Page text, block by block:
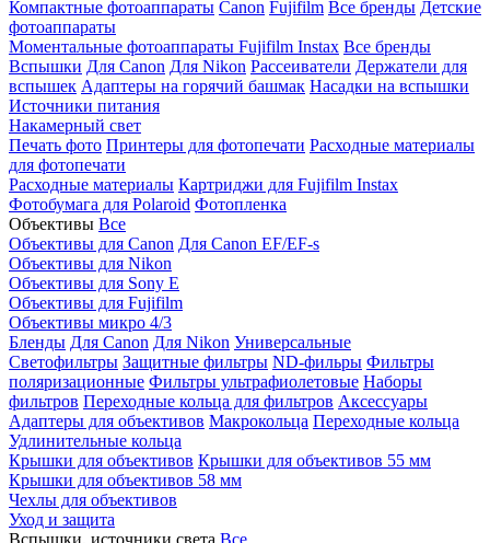
Компактные фотоаппараты Canon Fujifilm Все бренды Детские
фотоаппараты
Моментальные фотоаппараты Fujifilm Instax Все бренды
Вспышки Для Canon Для Nikon Рассеиватели Держатели для
вспышек Адаптеры на горячий башмак Насадки на вспышки
Источники питания
Накамерный свет
Печать фото Принтеры для фотопечати Расходные материалы
для фотопечати
Расходные материалы Картриджи для Fujifilm Instax
Фотобумага для Polaroid Фотопленка
Объективы Все
Объективы для Canon Для Canon EF/EF-s
Объективы для Nikon
Объективы для Sony E
Объективы для Fujifilm
Объективы микро 4/3
Бленды Для Canon Для Nikon Универсальные
Светофильтры Защитные фильтры ND-фильры Фильтры
поляризационные Фильтры ультрафиолетовые Наборы
фильтров Переходные кольца для фильтров Аксессуары
Адаптеры для объективов Макрокольца Переходные кольца
Удлинительные кольца
Крышки для объективов Крышки для объективов 55 мм
Крышки для объективов 58 мм
Чехлы для объективов
Уход и защита
Вспышки, источники света Все